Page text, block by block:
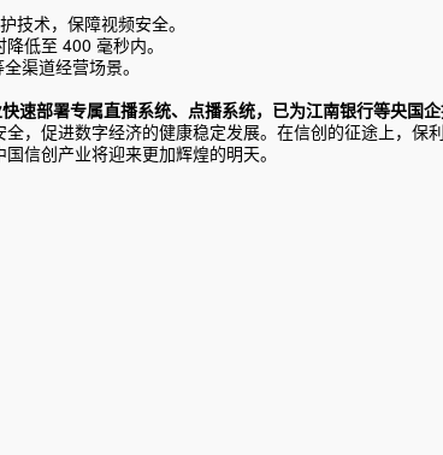
技术，保障视频安全。
低至 400 毫秒内。
渠道经营场景。
速部署专属直播系统、点播系统，已为江南银行等央国
，促进数字经济的健康稳定发展。在信创的征途上，
信创产业将迎来更加辉煌的明天。